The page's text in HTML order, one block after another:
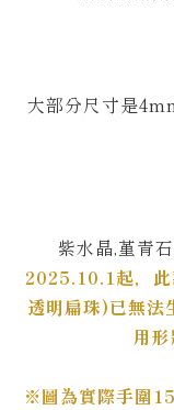
大部分尺寸是
紫水晶,堇青
2025.10.1起，
透明扁珠)已無法
用
※圖為實際手圍